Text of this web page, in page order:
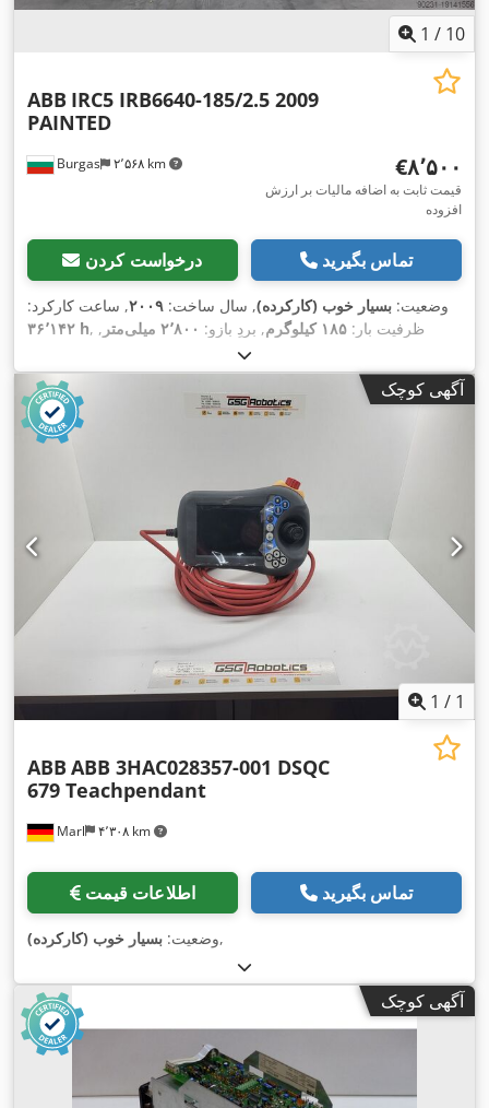
1 / 10
Burgas ۲٬۵۶۸ km
ABB IRC5 IRB6640-185/2.5 2009
PAINTED
‎€۸٬۵۰۰
قیمت ثابت به اضافه مالیات بر ارزش
افزوده
درخواست کردن تماس بگیرید
وضعیت: بسیار خوب (کارکرده), سال ساخت: ۲۰۰۹, ساعت کارکرد:
۳۶٬۱۴۲ h
, ظرفیت بار: ۱۸۵ کیلوگرم , بردِ بازو: ۲٬۸۰۰ میلی‌متر
,
, مدل کنترلر:
آگهی کوچک
1 / 1
Marl ۴٬۳۰۸ km
ABB ABB 3HAC028357-001 DSQC
679 Teachpendant
اطلاعات قیمت تماس بگیرید
وضعیت: بسیار خوب (کارکرده) ,
آگهی کوچک